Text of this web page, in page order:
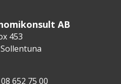
AB
453
652 75 00